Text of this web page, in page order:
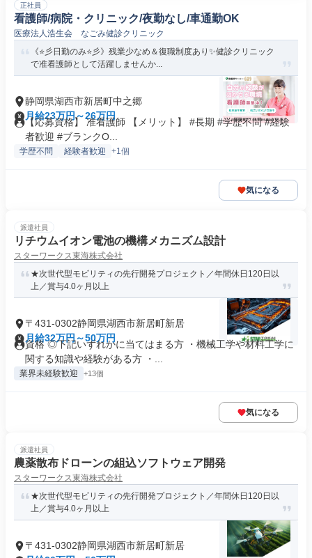
正社員
看護師/病院・クリニック/夜勤なし/車通勤OK
医療法人浩生会 なごみ健診クリニック
《⭐彡日勤のみ⭐彡》残業少なめ＆復職制度あり✨健診クリニック
で准看護師として活躍しませんか...
静岡県湖西市新居町中之郷
月給23万円～26万円
【応募資格】 准看護師 【メリット】 #長期 #学歴不問 #経験
者歓迎 #ブランクO...
学歴不問 経験者歓迎 +1個
気になる
派遣社員
リチウムイオン電池の機構メカニズム設計
スターワークス東海株式会社
★次世代型モビリティの先行開発プロジェクト／年間休日120日以
上／賞与4.0ヶ月以上
〒431-0302静岡県湖西市新居町新居
月給32万円～50万円
資格 ◎下記いずれかに当てはまる方 ・機械工学や材料工学に
関する知識や経験がある方 ・...
業界未経験歓迎 +13個
気になる
派遣社員
農薬散布ドローンの組込ソフトウェア開発
スターワークス東海株式会社
★次世代型モビリティの先行開発プロジェクト／年間休日120日以
上／賞与4.0ヶ月以上
〒431-0302静岡県湖西市新居町新居